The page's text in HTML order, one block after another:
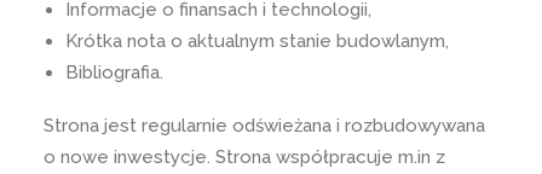
Informacje o finansach i technologii,
Krótka nota o aktualnym stanie budowlanym,
Bibliografia.
Strona jest regularnie odświeżana i rozbudowywana
o nowe inwestycje. Strona współpracuje m.in z